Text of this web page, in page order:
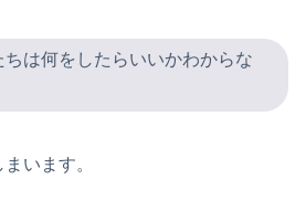
ちは何をしたらいいかわからな
います。